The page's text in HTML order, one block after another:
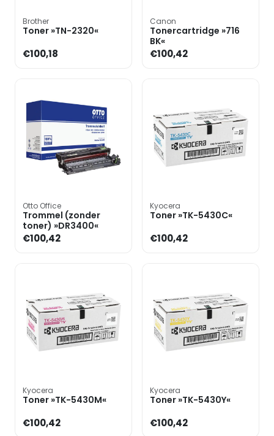
Brother
Toner »TN-2320«
€100,18
Canon
Tonercartridge »716
BK«
€100,42
Otto Office
Trommel (zonder
toner) »DR3400«
€100,42
Kyocera
Toner »TK-5430C«
€100,42
Kyocera
Toner »TK-5430M«
€100,42
Kyocera
Toner »TK-5430Y«
€100,42